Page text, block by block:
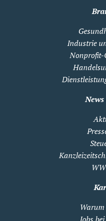
Industrie
Nonprofit-